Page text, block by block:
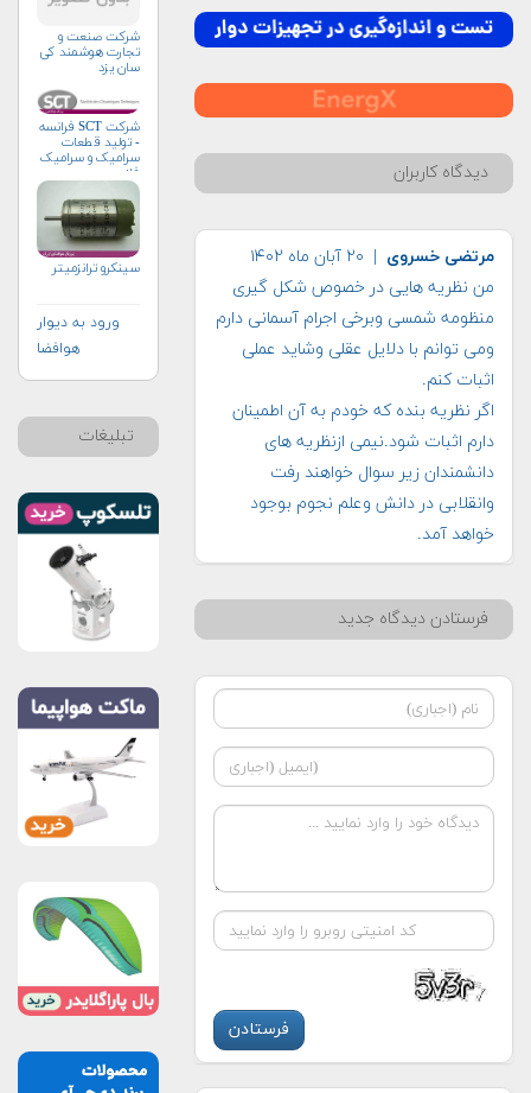
دیدگاه کاربران
مرتضی خسروی
من نظریه هایی در خصوص شکل گیری
منظومه شمسی وبرخی اجرام آسمانی دارم
ومی توانم با دلایل عقلی وشاید عملی
اثبات کنم.
اگر نظریه بنده که خودم به آن اطمینان
دارم اثبات شود.نیمی ازنظریه های
دانشمندان زیر سوال خواهند رفت
وانقلابی در دانش وعلم نجوم بوجود
خواهد آمد.
فرستادن دیدگاه جدید
شرکت صنعت و
تجارت هوشمند کی
سان یزد
شرکت SCT فرانسه
- تولید قطعات
سرامیک و سرامیک
فلز
سینکرو ترانزمیتر
ورود به دیوار
هوافضا
تبلیغات